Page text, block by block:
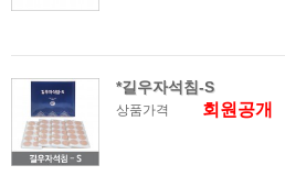
*길우자석침-S
상품가격 회원공개